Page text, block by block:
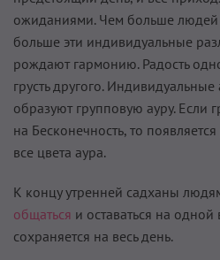
ожиданиями. Чем больше людей
больше эти индивидуальные
рождают гармонию. Радость
грусть другого.
образуют групповую ауру. Если
на Бесконечность, то
все цвета аура.
К концу утренней садханы
общаться и оставаться на
сохраняется на весь день.